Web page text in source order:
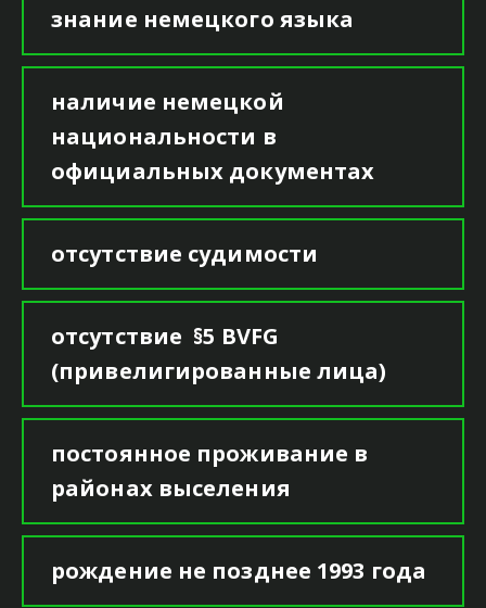
знание немецкого языка
наличие немецкой
национальности в
официальных документах
отсутствие судимости
отсутствие §5 BVFG
(привелигированные лица)
постоянное проживание в
районах выселения
рождение не позднее 1993 года